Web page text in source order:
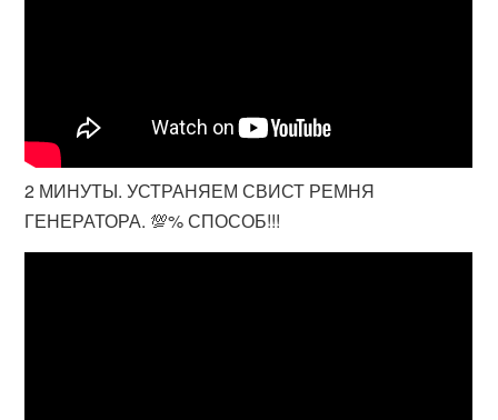
2 МИНУТЫ. УСТРАНЯЕМ СВИСТ РЕМНЯ
ГЕНЕРАТОРА. 💯% СПОСОБ!!!